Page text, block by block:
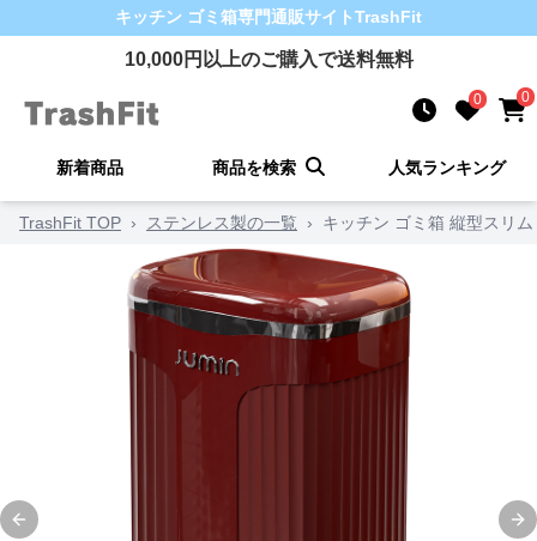
キッチン ゴミ箱専門通販サイトTrashFit
10,000円以上のご購入で送料無料
0 0
新着商品 商品を検索 人気ランキング
TrashFit TOP › ステンレス製の一覧 › キッチン ゴミ箱 縦型スリ
Previous slide